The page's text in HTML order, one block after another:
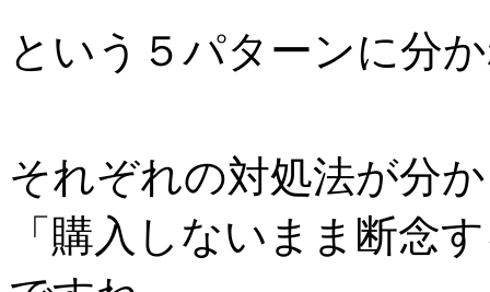
という５パターンに分
それぞれの対処法が分
「購入しないまま断念